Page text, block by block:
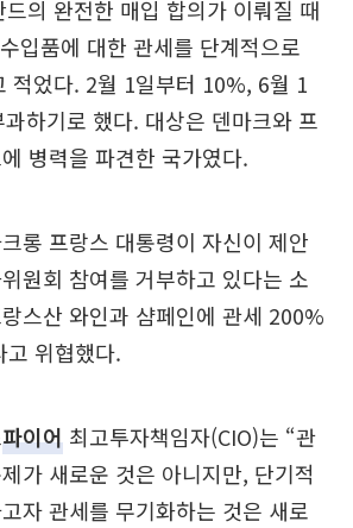
의 완전한 매입 합의가 이뤄질 때
입품에 대한 관세를 단계적으로
적었다. 2월 1일부터 10%, 6월 1
하기로 했다. 대상은 덴마크와 프
병력을 파견한 국가였다.
롱 프랑스 대통령이 자신이 제안
원회 참여를 거부하고 있다는 소
스산 와인과 샴페인에 관세 200%
고 위협했다.
파이어 최고투자책임자(CIO)는 “관
가 새로운 것은 아니지만, 단기적
자 관세를 무기화하는 것은 새로